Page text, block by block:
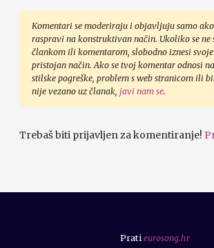
Komentari se moderiraju i objavljuju samo
raspravi na konstruktivan način. Ukoliko se ne
člankom ili komentarom, slobodno iznesi
pristojan način. Ako se tvoj komentar odnosi
stilske pogreške, problem s web stranicom ili
nije vezano uz članak, javi nam se.
Trebaš biti prijavljen za komentiranje!
Prati eurosong.hr